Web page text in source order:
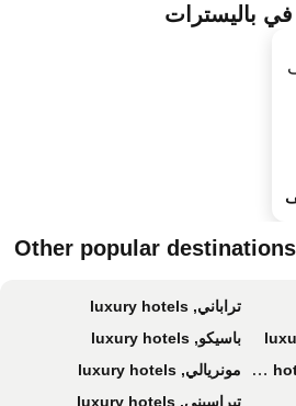
باليسترات
Other popular
تراباني, luxury hotels
باسيكو, luxury hotels
مونريالي, luxury hotels
تيراسيني, luxury hotels